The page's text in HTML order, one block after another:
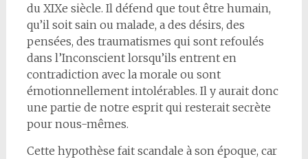
du XIXe siècle. Il défend que tout être humain,
qu’il soit sain ou malade, a des désirs, des
pensées, des traumatismes qui sont refoulés
dans l’Inconscient lorsqu’ils entrent en
contradiction avec la morale ou sont
émotionnellement intolérables. Il y aurait donc
une partie de notre esprit qui resterait secrète
pour nous-mêmes.
Cette hypothèse fait scandale à son époque, car